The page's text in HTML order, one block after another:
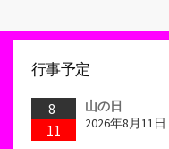
行事予定
8
11
山の日
2026年8月11日